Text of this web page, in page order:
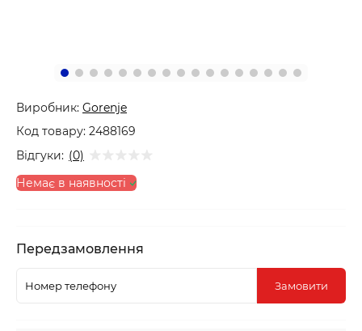
Виробник: Gorenje
Код товару: 2488169
Відгуки: (0)
Немає в наявності
Передзамовлення
Замовити